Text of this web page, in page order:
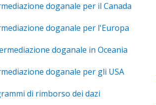
doganale per il Canada
doganale per l'Europa
doganale in Oceania
doganale per gli USA
di rimborso dei dazi